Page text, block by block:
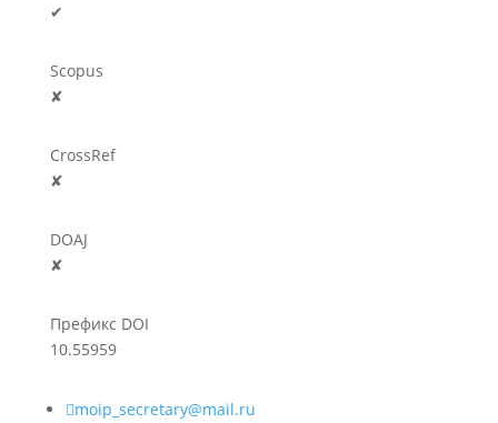
✔
Scopus
✘
CrossRef
✘
DOAJ
✘
Префикс DOI
10.55959
moip_secretary@mail.ru